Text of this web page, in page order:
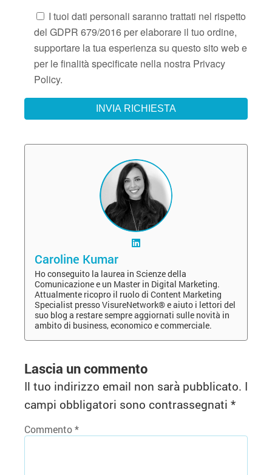
I tuoi dati personali saranno trattati nel rispetto
del GDPR 679/2016 per elaborare il tuo ordine,
supportare la tua esperienza su questo sito web e
per le finalità specificate nella nostra Privacy
Policy.
Caroline Kumar
Ho conseguito la laurea in Scienze della
Comunicazione e un Master in Digital Marketing.
Attualmente ricopro il ruolo di Content Marketing
Specialist presso VisureNetwork® e aiuto i lettori del
suo blog a restare sempre aggiornati sulle novità in
ambito di business, economico e commerciale.
Lascia un commento
Il tuo indirizzo email non sarà pubblicato. I
campi obbligatori sono contrassegnati *
Commento*